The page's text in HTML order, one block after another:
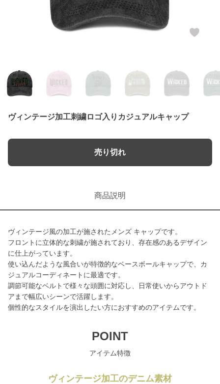
ヴィンテージ加工刺繍ロゴ入りカジュアルキャップ
売り切れ
商品説明
ヴィンテージ風の加工が施されたメンズ キャップです。
フロントに立体的な刺繍が施されており、存在感のあるデザイン
に仕上がっています。
使い込んだような風合いが特徴的なベースボールキャップで、カ
ジュアルコーディネートに最適です。
調節可能なベルトで様々な頭囲に対応し、日常使いからアウトド
アまで幅広いシーンで活躍します。
個性的なスタイルを演出したい方におすすめのアイテムです。
POINT
アイテム特徴
ヴィンテージ加工のデニム素材